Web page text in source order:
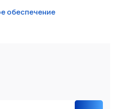
обеспечение